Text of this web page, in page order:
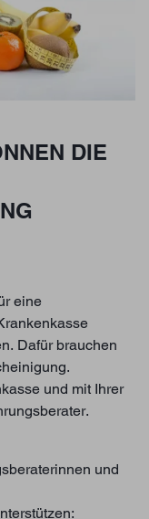
DIE
eine
Dafür brauchen
und mit Ihrer
und